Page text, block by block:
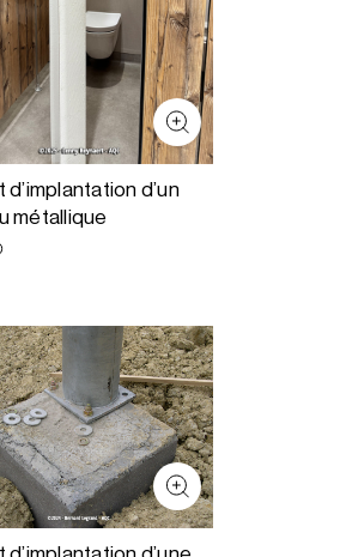
d’implantation d’un
métallique